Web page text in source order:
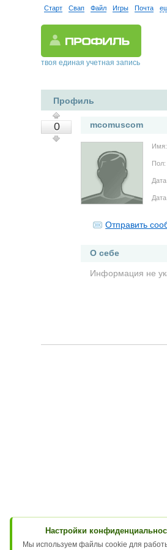
Старт Свап Файл Игры Почта
твоя единая учетная запись
Профиль
0 mcomuscom
Имя:
Пол:
Отправить
О себе
Информация не
Настройки
Мы используем файлы cookie для